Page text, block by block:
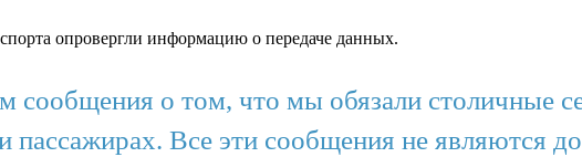
опровергли информацию о передаче данных.
сообщения о том, что мы обязали столичные
пассажирах. Все эти сообщения не являются